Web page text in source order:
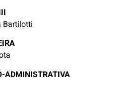
Bartilotti
ADMINISTRATIVA